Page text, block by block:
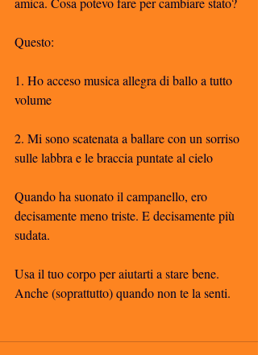
Questo:
1. Ho acceso musica allegra di ballo a tutto
volume
2. Mi sono scatenata a ballare con un sorriso
sulle labbra e le braccia puntate al cielo
Quando ha suonato il campanello, ero
decisamente meno triste. E decisamente più
sudata.
Usa il tuo corpo per aiutarti a stare bene.
Anche (soprattutto) quando non te la senti.